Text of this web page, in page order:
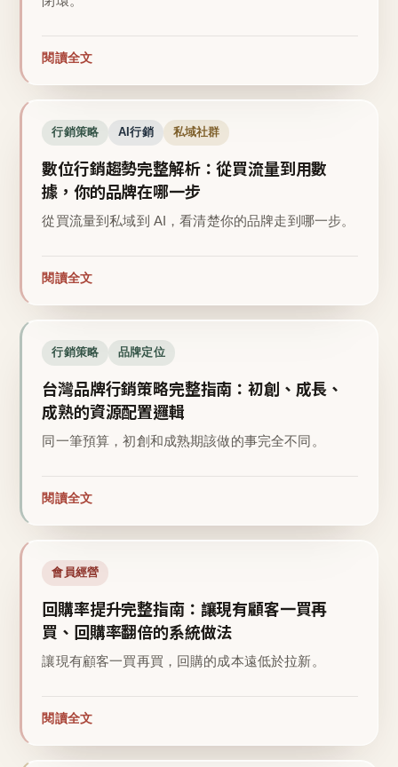
閱讀全文
行銷策略 AI行銷 私域社群
數位行銷趨勢完整解析：從買流量到用數
據，你的品牌在哪一步
從買流量到私域到 AI，看清楚你的品牌走到哪一步。
閱讀全文
行銷策略 品牌定位
台灣品牌行銷策略完整指南：初創、成長、
成熟的資源配置邏輯
同一筆預算，初創和成熟期該做的事完全不同。
閱讀全文
會員經營
回購率提升完整指南：讓現有顧客一買再
買、回購率翻倍的系統做法
讓現有顧客一買再買，回購的成本遠低於拉新。
閱讀全文